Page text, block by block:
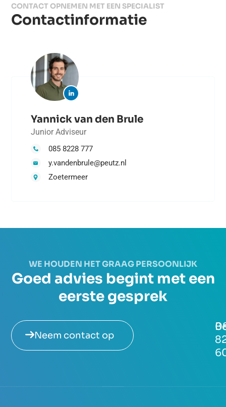
CONTACT OPNEMEN MET EEN SPECIALIST
Contactinformatie
Yannick van den Brule
Junior Adviseur
085 8228 777
y.vandenbrule@peutz.nl
Zoetermeer
WE HOUDEN HET GRAAG PERSOONLIJK
Goed advies begint met een
eerste gesprek
Neem contact op